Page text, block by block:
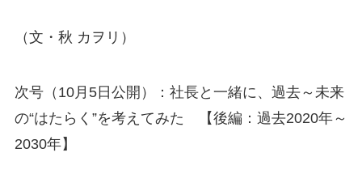
（文・秋 カヲリ）
次号（10月5日公開）：社長と一緒に、過去～未来
の“はたらく”を考えてみた 【後編：過去2020年～
2030年】